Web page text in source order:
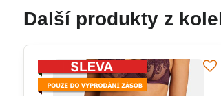
Další produkty z